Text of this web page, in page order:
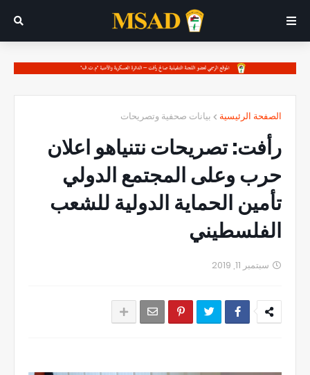
الصفحة الرئيسية بيانات صحفية وتصريحات
رأفت: تصريحات نتنياهو اعلان
حرب وعلى المجتمع الدولي
تأمين الحماية الدولية للشعب
الفلسطيني
سبتمبر 11, 2019